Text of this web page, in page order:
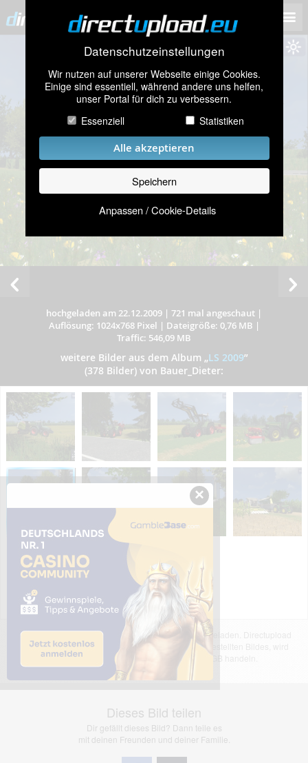
Datenschutzeinstellungen
Wir nutzen auf unserer Webseite einige Cookies.
Einige sind essentiell, während andere uns helfen,
unser Portal für dich zu verbessern.
Essenziell
Statistiken
Alle akzeptieren
Speichern
Anpassen / Cookie-Details
hochgeladen am 22.12.2009 | 721 mal angeschaut |
Auflösung: 1024x768 Pixel | Dateigröße: 0,76 MB |
Traffic: 546,09 MB
weitere Bilder aus dem Album „LS 2009”
(378 Bilder) von Bauer_Dieter:
Das dargestellte Bild wurde von einem Nutzer hochgeladen. Directupload
übernimmt keinerlei Haftung für den Inhalt des dargestellten Bildes, wird
jedoch bei Verstößen nach §2(3) unserer AGB handeln.
Dieses Bild teilen
Dir gefällt dieses Bild? Dann teile es
mit deinen Freunden und deiner Familie.
×